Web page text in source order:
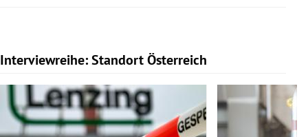
Interviewreihe: Standort Österreich
Slide 1 von 20